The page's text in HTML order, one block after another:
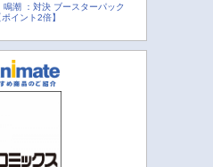
鳴潮 ：対決 ブースターパック
イント2倍】